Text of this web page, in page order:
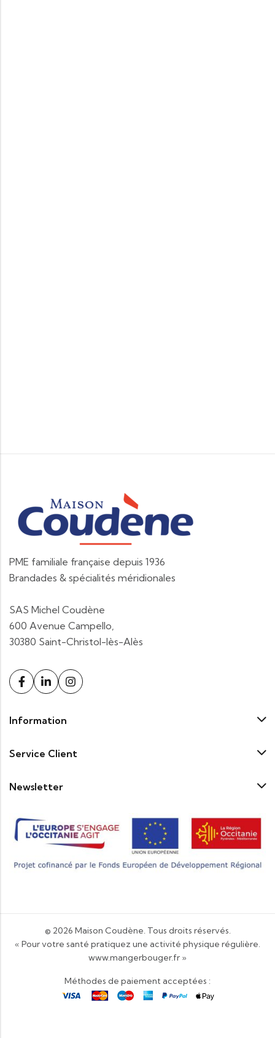
PME familiale française depuis 1936
Brandades & spécialités méridionales
SAS Michel Coudène
600 Avenue Campello,
30380 Saint-Christol-lès-Alès
Information
Service Client
Newsletter
© 2026 Maison Coudène. Tous droits réservés.
« Pour votre santé pratiquez une activité physique régulière.
www.mangerbouger.fr »
Méthodes de paiement acceptées :